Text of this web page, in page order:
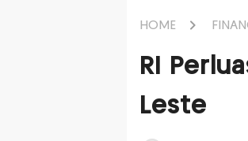
HOME
RI
Leste